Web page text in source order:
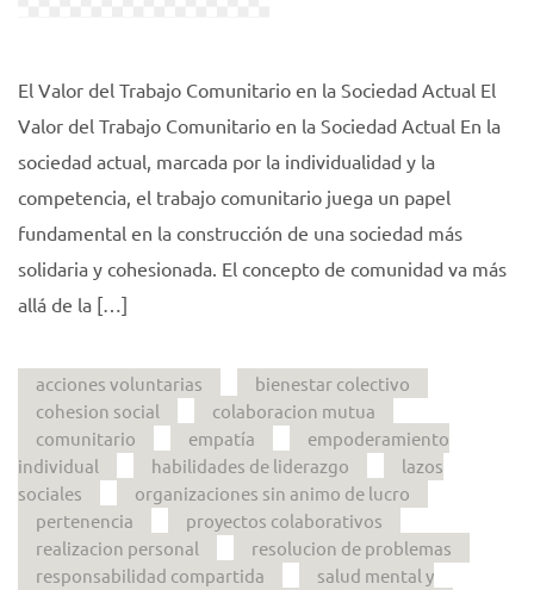
El Valor del Trabajo Comunitario en la Sociedad Actual El
Valor del Trabajo Comunitario en la Sociedad Actual En la
sociedad actual, marcada por la individualidad y la
competencia, el trabajo comunitario juega un papel
fundamental en la construcción de una sociedad más
solidaria y cohesionada. El concepto de comunidad va más
allá de la […]
acciones voluntarias
bienestar colectivo
cohesion social
colaboracion mutua
comunitario
empatía
empoderamiento
individual
habilidades de liderazgo
lazos
sociales
organizaciones sin animo de lucro
pertenencia
proyectos colaborativos
realizacion personal
resolucion de problemas
responsabilidad compartida
salud mental y